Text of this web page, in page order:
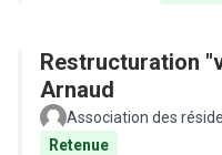
Restructuration
Arnaud
Association des
Retenue